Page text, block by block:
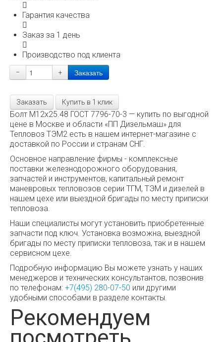
Гарантия качества
Заказ за 1 день
Производство под клиента
− +
Заказать Купить в 1 клик
Болт М12x25.48 ГОСТ 7796-70-3 — купить по выгодной
цене в Москве и области «ПП Дизельмаш» для
Тепловоз ТЭМ2 есть в нашем интернет-магазине с
доставкой по России и странам СНГ.
Основное направление фирмы - комплексные
поставки железнодорожного оборудования,
запчастей и инструментов, капитальный ремонт
маневровых тепловозов серии ТГМ, ТЭМ и дизелей в
нашем цехе или выездной бригады по месту приписки
тепловоза.
Наши специалисты могут установить приобретенные
запчасти под ключ. Установка возможна, выездной
бригады по месту приписки тепловоза, так и в нашем
сервисном цехе.
Подробную информацию Вы можете узнать у наших
менеджеров и технических консультантов, позвонив
по телефонам: +7(495) 280-07-50 или другими
удобными способами в разделе контакты.
Рекомендуем